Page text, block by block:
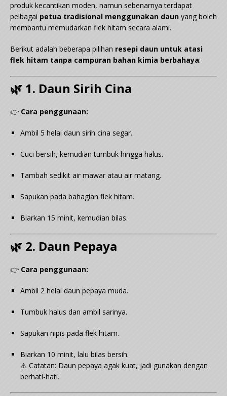
produk kecantikan moden, namun sebenarnya terdapat
pelbagai petua tradisional menggunakan daun yang boleh
membantu memudarkan flek hitam secara alami.
Berikut adalah beberapa pilihan resepi daun untuk atasi
flek hitam tanpa campuran bahan kimia berbahaya:
🌿 1. Daun Sirih Cina
👉 Cara penggunaan:
Ambil 5 helai daun sirih cina segar.
Cuci bersih, kemudian tumbuk hingga halus.
Tambah sedikit air mawar atau air matang.
Sapukan pada bahagian flek hitam.
Biarkan 15 minit, kemudian bilas.
🌿 2. Daun Pepaya
👉 Cara penggunaan:
Ambil 2 helai daun pepaya muda.
Tumbuk halus dan ambil sarinya.
Sapukan nipis pada flek hitam.
Biarkan 10 minit, lalu bilas bersih.
⚠️ Catatan: Daun pepaya agak kuat, jadi gunakan dengan
berhati-hati.